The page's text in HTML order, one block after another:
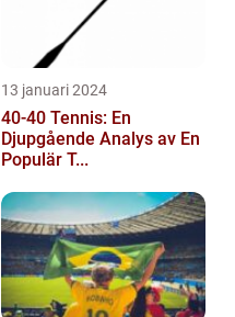
13 januari 2024
40-40 Tennis: En
Djupgående Analys av En
Populär T...